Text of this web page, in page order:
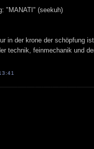
"MANATI" (seekuh)
in der krone der schöpfung ist
technik, feinmechanik und